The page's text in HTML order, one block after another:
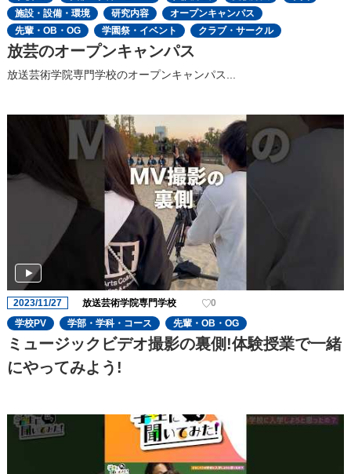
施設・設備・環境
研究内容
オープンキャンパス
先輩・OB・OG
学園祭・イベント クラブ・サークル
放芸のオープンキャンパス
放送芸術学院専門学校のオープンキャンパス...
2023/11/27 放送芸術学院専門学校
0
学校PV
学部・学科・コース 先輩・OB・OG
ミュージックビデオ撮影の裏側!体験授業で一緒
にやってみよう!